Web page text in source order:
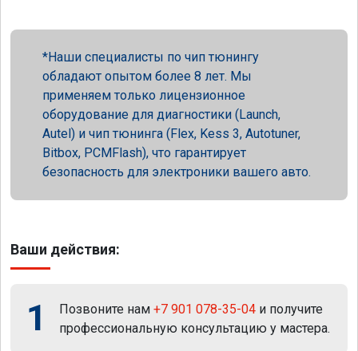
Наши специалисты по чип тюнингу
обладают опытом более 8 лет. Мы
применяем только лицензионное
оборудование для диагностики (Launch,
Autel) и чип тюнинга (Flex, Kess 3, Autotuner,
Bitbox, PCMFlash), что гарантирует
безопасность для электроники вашего авто.
Ваши действия:
1 Позвоните нам +7 901 078-35-04 и получите
профессиональную консультацию у мастера.